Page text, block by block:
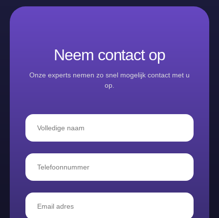
Neem contact op
Onze experts nemen zo snel mogelijk contact met u
op.